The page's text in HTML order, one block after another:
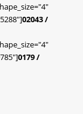
02043 /
0179 /